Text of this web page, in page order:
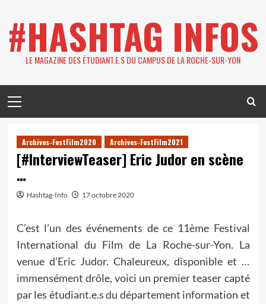
content
#HASHTAG INFOS
LE MAGAZINE DES ÉTUDIANT.E.S DU CAMPUS DE LA ROCHE-SUR-YON
Menu
Archives-FestFilm2020 Archives-FestFilm2021
[#InterviewTeaser] Eric Judor en scène
…
Hashtag-Info 17 octobre 2020
C’est l’un des événements de ce 11ème Festival
International du Film de La Roche-sur-Yon. La
venue d’Eric Judor. Chaleureux, disponible et …
immensément drôle, voici un premier teaser capté
par les étudiant.e.s du département information et